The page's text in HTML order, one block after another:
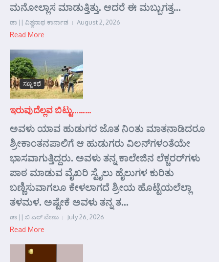
ಮನೋಲ್ಲಾಸ ಮಾಡುತ್ತಿತ್ತು. ಆದರೆ ಈ ಮಬ್ಬುಗತ್ತ...
ಡಾ || ವಿಶ್ವನಾಥ ಕಾರ್ನಾಡ August 2, 2026
Read More
ಸಣ್ಣ ಕಥೆ
ಇರುವುದೆಲ್ಲವ ಬಿಟ್ಟು………
ಅವಳು ಯಾವ ಹುಡುಗರ ಜೊತ ನಿಂತು ಮಾತನಾಡಿದರೂ
ಶ್ರೀಕಾಂತನಪಾಲಿಗೆ ಆ ಹುಡುಗರು ವಿಲನ್‌ಗಳಂತೆಯೇ
ಭಾಸವಾಗುತ್ತಿದ್ದರು. ಅವಳು ತನ್ನ ಕಾಲೇಜಿನ ಲೆಕ್ಚರರ್‌ಗಳು
ಪಾಠ ಮಾಡುವ ವೈಖರಿ ಸ್ಟೈಲು ಹೈಲುಗಳ ಕುರಿತು
ಬಣ್ಣಿಸುವಾಗಲೂ ಕೇಳಲಾಗದೆ ಶ್ರೀಯ ಹೊಟ್ಟೆಯಲೆಲ್ಲಾ
ತಳಮಳ. ಅಷ್ಟೇಕೆ ಅವಳು ತನ್ನ ತ...
ಡಾ || ಬಿ ಎಲ್ ವೇಣು July 26, 2026
Read More